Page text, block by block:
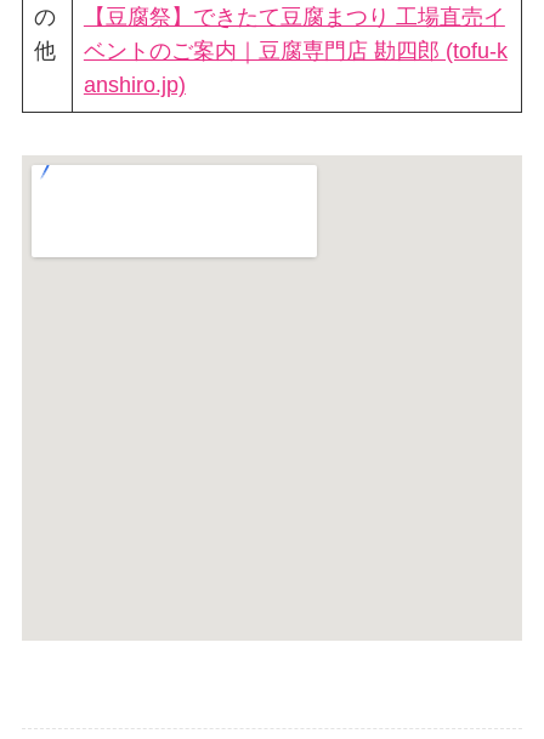
の
他
【豆腐祭】できたて豆腐まつり 工場直売イ
ベントのご案内｜豆腐専門店 勘四郎 (tofu-k
anshiro.jp)